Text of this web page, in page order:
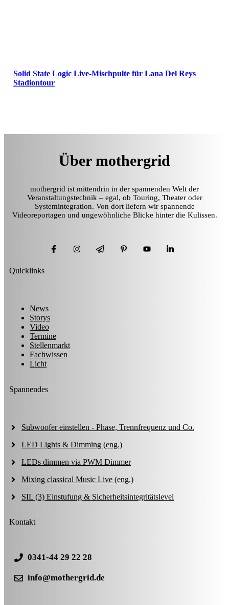
Solid State Logic Live-Mischpulte für Lana Del Reys
Stadiontour
Über mothergrid
mothergrid ist mittendrin in der spannenden Welt der
Veranstaltungstechnik – egal, ob Touring, Theater oder
Systemintegration. Von dort liefern wir spannende
Videoreportagen und ungewöhnliche Blicke hinter die Kulissen.
Quicklinks
News
Storys
Video
Termine
Stellenmarkt
Fachwissen
Licht
Spannendes
Subwoofer einstellen - Phase, Trennfrequenz und Co.
LED Lights & Dimming (eng.)
LEDs dimmen via PWM Dimmer
Mixing classical Music Live (eng.)
SIL (3) Einstufung & Sicherheitsintegritätslevel
Kontakt
0341-44 29 22 28
info@mothergrid.de